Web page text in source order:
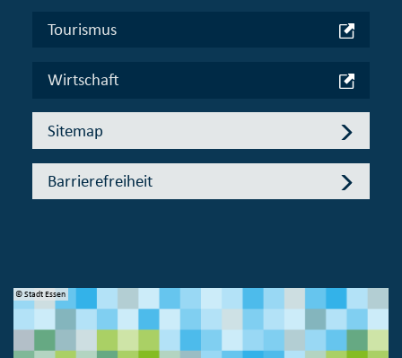
Tourismus
Wirtschaft
Sitemap
Barrierefreiheit
© Stadt Essen